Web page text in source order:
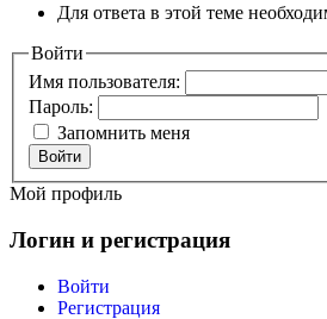
Для ответа в этой теме
Войти
Имя пользователя:
Пароль:
Запомнить меня
Войти
Мой профиль
Логин и регистрация
Войти
Регистрация